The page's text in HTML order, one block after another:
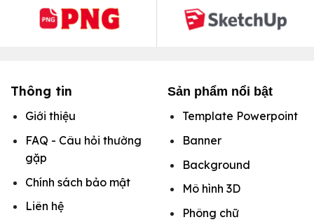
Thông tin
Giới thiệu
FAQ - Câu hỏi thường
gặp
Chính sách bảo mật
Liên hệ
Sản phẩm nổi bật
Template Powerpoint
Banner
Background
Mô hình 3D
Phông chữ